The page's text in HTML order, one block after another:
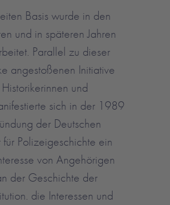
Basis wurde in den
und in späteren Jahren
Parallel zu dieser
angestoßenen Initiative
und
sich in der 1989
der Deutschen
Polizeigeschichte ein
von Angehörigen
der Geschichte der
die Interessen und